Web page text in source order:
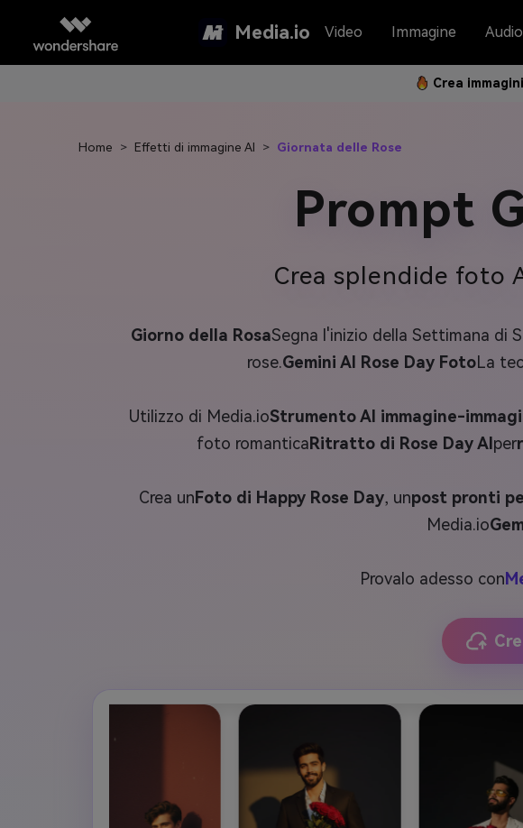
Media.io Video Immagine Audio
Crea
Home > Effetti di immagine AI > Giornata delle Rose
Prompt
Crea splendide foto
Giorno della RosaSegna l'inizio della Settimana di
rose.Gemini AI Rose Day FotoLa
Utilizzo di Media.ioStrumento AI immagine-
foto romanticaRitratto di Rose Day AI per
Crea unFoto di Happy Rose Day, unpost pronti
Media.io
Provalo adesso con